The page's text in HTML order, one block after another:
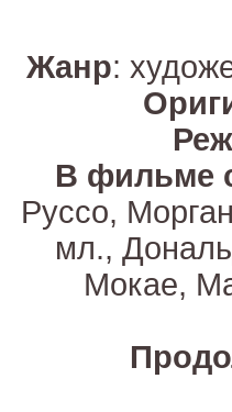
Жанр:
В фильме
Руссо,
мл.,
Мокае,